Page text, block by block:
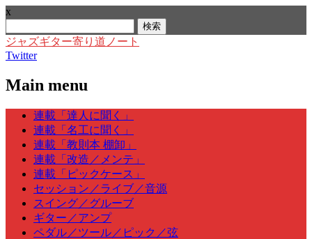
x
索:
ジャズギター寄り道ノート
Twitter
Main menu
Skip
content
連載「達人に聞く」
連載「名工に聞く」
連載「教則本 棚卸」
連載「改造／メンテ」
連載「ピックケース」
セッション／ライブ／音源
スイング／グルーブ
ギター／アンプ
ペダル／ツール／ピック／弦